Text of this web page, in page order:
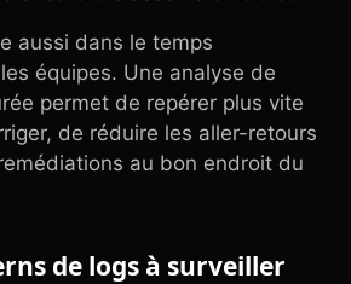
aussi dans le temps
équipes. Une analyse de
permet de repérer plus vite
de réduire les aller-retours
au bon endroit du
de logs à surveiller